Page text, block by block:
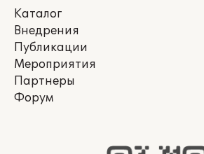
Каталог
Внедрения
Публикации
Мероприятия
Партнеры
Форум